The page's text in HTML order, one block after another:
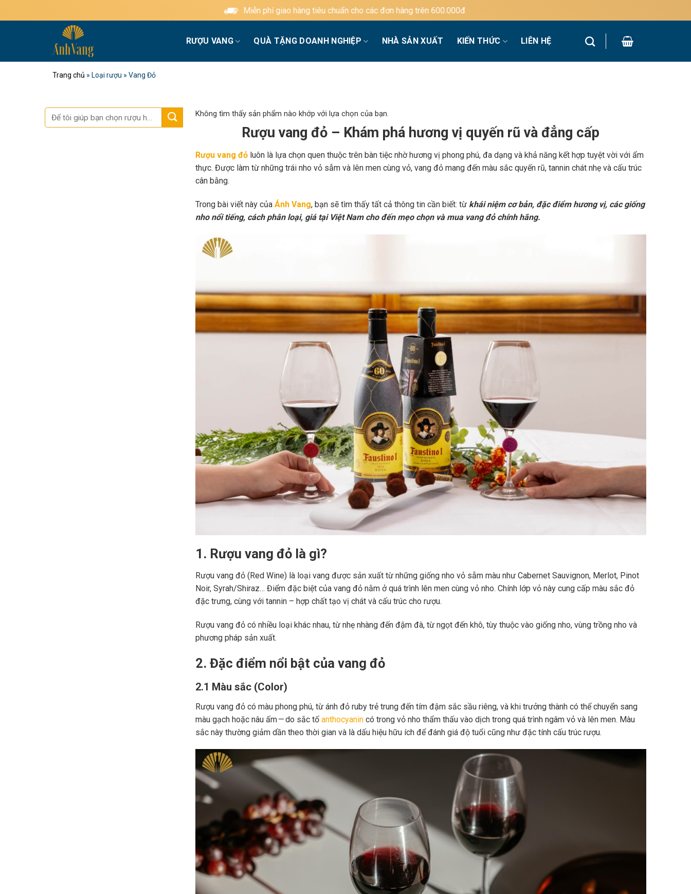
qua
Miễn phí giao hàng tiêu chuẩn cho các đơn hàng trên 600.000đ
RƯỢU VANG QUÀ TẶNG DOANH NGHIỆP NHÀ SẢN XUẤT KIẾN THỨC LIÊN HỆ
Trang chủ » Loại rượu » Vang Đỏ
Tìm
kiếm:
Không tìm thấy sản phẩm nào khớp với lựa chọn của bạn.
Rượu vang đỏ – Khám phá hương vị quyến rũ và đẳng cấp
Rượu vang đỏluôn là lựa chọn quen thuộc trên bàn tiệc nhờ hương vị phong phú, đa dạng và khả năng kết hợp tuyệt vời với ẩm
thực. Được làm từ những trái nho vỏ sẫm và lên men cùng vỏ, vang đỏ mang đến màu sắc quyến rũ, tannin chát nhẹ và cấu trúc
cân bằng.
Trong bài viết này của Ánh Vang, bạn sẽ tìm thấy tất cả thông tin cần biết: từ khái niệm cơ bản, đặc điểm hương vị, các giống
nho nổi tiếng, cách phân loại, giá tại Việt Nam cho đến mẹo chọn và mua vang đỏ chính hãng.
1. Rượu vang đỏ là gì?
Rượu vang đỏ (Red Wine) là loại vang được sản xuất từ những giống nho vỏ sẫm màu như Cabernet Sauvignon, Merlot, Pinot
Noir, Syrah/Shiraz… Điểm đặc biệt của vang đỏ nằm ở quá trình lên men cùng vỏ nho. Chính lớp vỏ này cung cấp màu sắc đỏ
đặc trưng, cùng với tannin – hợp chất tạo vị chát và cấu trúc cho rượu.
Rượu vang đỏ có nhiều loại khác nhau, từ nhẹ nhàng đến đậm đà, từ ngọt đến khô, tùy thuộc vào giống nho, vùng trồng nho và
phương pháp sản xuất.
2. Đặc điểm nổi bật của vang đỏ
2.1 Màu sắc (Color)
Rượu vang đỏ có màu phong phú, từ ánh đỏ ruby trẻ trung đến tím đậm sắc sầu riêng, và khi trưởng thành có thể chuyển sang
màu gạch hoặc nâu ấm — do sắc tố anthocyanincó trong vỏ nho thẩm thấu vào dịch trong quá trình ngâm vỏ và lên men. Màu
sắc này thường giảm dần theo thời gian và là dấu hiệu hữu ích để đánh giá độ tuổi cũng như đặc tính cấu trúc rượu.